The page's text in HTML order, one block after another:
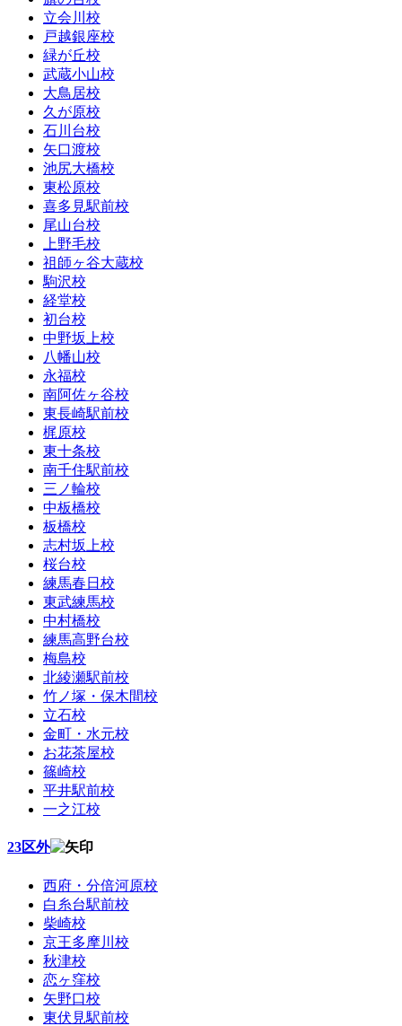
立会川校
戸越銀座校
緑が丘校
武蔵小山校
大鳥居校
久が原校
石川台校
矢口渡校
池尻大橋校
東松原校
喜多見駅前校
尾山台校
上野毛校
祖師ヶ谷大蔵校
駒沢校
経堂校
初台校
中野坂上校
八幡山校
永福校
南阿佐ヶ谷校
東長崎駅前校
梶原校
東十条校
南千住駅前校
三ノ輪校
中板橋校
板橋校
志村坂上校
桜台校
練馬春日校
東武練馬校
中村橋校
練馬高野台校
梅島校
北綾瀬駅前校
竹ノ塚・保木間校
立石校
金町・水元校
お花茶屋校
篠崎校
平井駅前校
一之江校
23区外
西府・分倍河原校
白糸台駅前校
柴崎校
京王多摩川校
秋津校
恋ヶ窪校
矢野口校
東伏見駅前校